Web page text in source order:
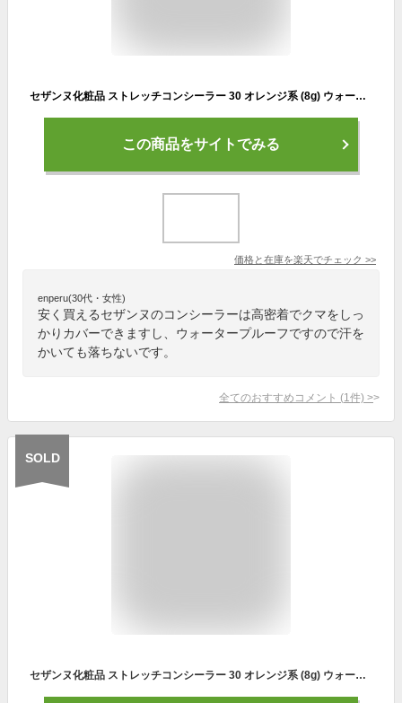
セザンヌ化粧品 ストレッチコンシーラー 30 オレンジ系 (8g) ウォータープルーフ SPF50 PA++++
この商品をサイトでみる
価格と在庫を楽天でチェック >>
enperu(30代・女性)
安く買えるセザンヌのコンシーラーは高密着でクマをしっ
かりカバーできますし、ウォータープルーフですので汗を
かいても落ちないです。
全てのおすすめコメント (1 件) >
SOLD
セザンヌ化粧品 ストレッチコンシーラー 30 オレンジ系 (8g) ウォータープルーフ SPF50 PA++++